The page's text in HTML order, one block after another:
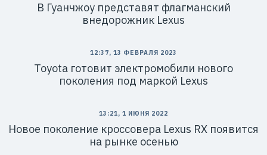
В Гуанчжоу представят флагманский
внедорожник Lexus
12:37, 13 ФЕВРАЛЯ 2023
Toyota готовит электромобили нового
поколения под маркой Lexus
13:21, 1 ИЮНЯ 2022
Новое поколение кроссовера Lexus RX появится
на рынке осенью